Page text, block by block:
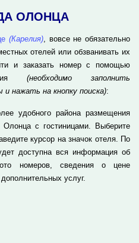
ОЛОНЦА
(Карелия), вовсе не обязательно
отелей или обзванивать их
и заказать номер с помощью
(необходимо заполнить
нажать на кнопку поиска):
удобного района размещения
Олонца с гостиницами. Выберите
курсор на значок отеля. По
доступна вся информация об
номеров, сведения о цене
услуг.